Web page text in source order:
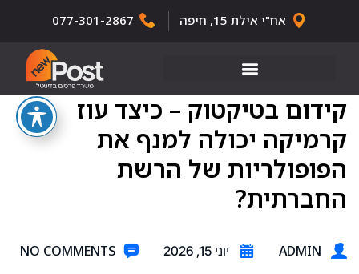
אח"י אילת 15, חיפה 077-301-2867
קידום בטיקטוק – כיצד עוז
קרמיקה יכולה למנף את
הפופולריות של הרשת
החברתית?
ADMIN יוני 15, 2026 NO COMMENTS